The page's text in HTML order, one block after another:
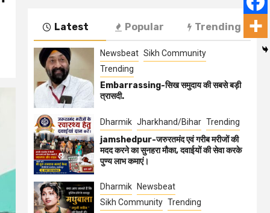
Latest Popular Trending
Newsbeat Sikh Community
Trending
Embarrassing-सिख समुदाय की सबसे बड़ी
त्रासदी.
Dharmik Jharkhand/Bihar Trending
jamshedpur-जरुरतमंद एवं गरीब मरीजों की
मदद करने का सुनहरा मौका, दवाईयों की सेवा करके
पुण्य लाभ कमाएं।
Dharmik
Newsbeat
Sikh Community Trending